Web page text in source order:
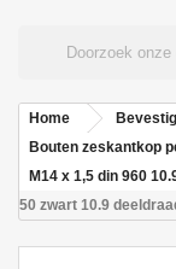
Home
Bouten zeskantkop
M14 x 1,5 din 960
50 zwart 10.9